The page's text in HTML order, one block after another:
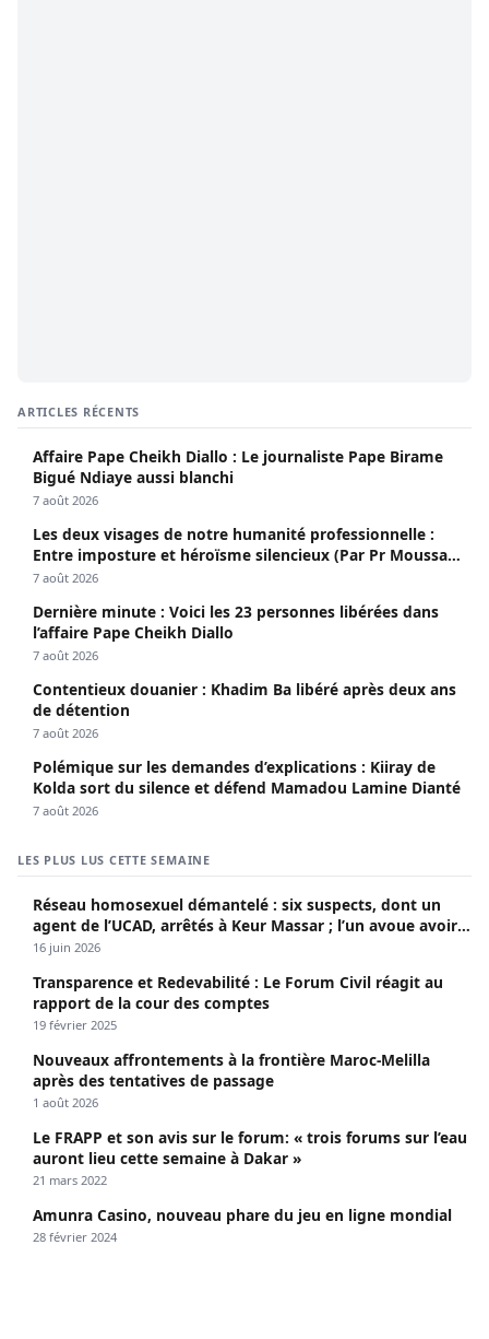
ARTICLES RÉCENTS
Affaire Pape Cheikh Diallo : Le journaliste Pape Birame
Bigué Ndiaye aussi blanchi
7 août 2026
Les deux visages de notre humanité professionnelle :
Entre imposture et héroïsme silencieux (Par Pr Moussa
Seydi)
7 août 2026
Dernière minute : Voici les 23 personnes libérées dans
l’affaire Pape Cheikh Diallo
7 août 2026
Contentieux douanier : Khadim Ba libéré après deux ans
de détention
7 août 2026
Polémique sur les demandes d’explications : Kiiray de
Kolda sort du silence et défend Mamadou Lamine Dianté
7 août 2026
LES PLUS LUS CETTE SEMAINE
Réseau homosexuel démantelé : six suspects, dont un
agent de l’UCAD, arrêtés à Keur Massar ; l’un avoue avoir
propagé le VIH depuis 2018
16 juin 2026
Transparence et Redevabilité : Le Forum Civil réagit au
rapport de la cour des comptes
19 février 2025
Nouveaux affrontements à la frontière Maroc-Melilla
après des tentatives de passage
1 août 2026
Le FRAPP et son avis sur le forum: « trois forums sur l’eau
auront lieu cette semaine à Dakar »
21 mars 2022
Amunra Casino, nouveau phare du jeu en ligne mondial
28 février 2024